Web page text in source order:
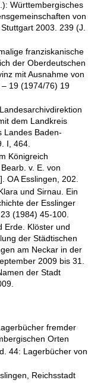
Württembergisches
von
2003. 239 (J.
franziskanische
der Oberdeutschen
mit Ausnahme von
19 (1974/76) 19
dem Landkreis
Landes Baden-
I, 464.
Königreich
v. E. von
OA Esslingen, 202.
und Sirnau. Ein
der Esslinger
(1984) 45-100.
Erde. Klöster und
der Städtischen
am Neckar in der
2009 bis 31.
der Stadt
fremder
Orten
44: Lagerbücher von
Reichsstadt